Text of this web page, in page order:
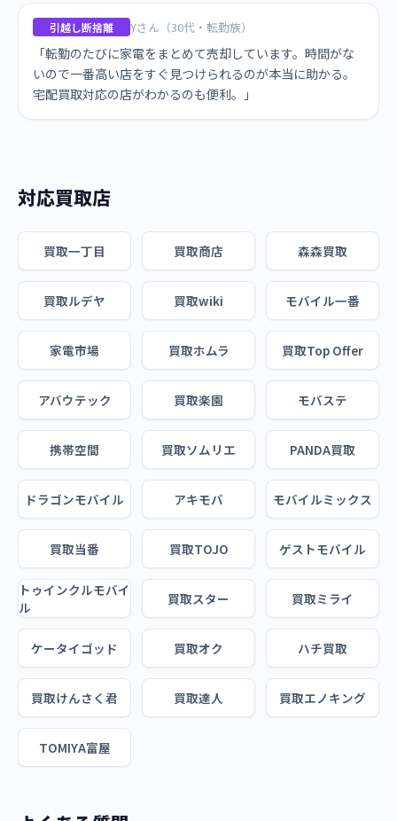
引越し断捨離 Yさん（30代・転勤族）
「転勤のたびに家電をまとめて売却しています。時間がな
いので一番高い店をすぐ見つけられるのが本当に助かる。
宅配買取対応の店がわかるのも便利。」
対応買取店
買取一丁目 買取商店 森森買取
買取ルデヤ 買取wiki モバイル一番
家電市場 買取ホムラ 買取Top Offer
アバウテック 買取楽園 モバステ
携帯空間 買取ソムリエ PANDA買取
ドラゴンモバイル アキモバ モバイルミックス
買取当番 買取TOJO ゲストモバイル
トゥインクルモバイ
ル
買取スター 買取ミライ
ケータイゴッド 買取オク ハチ買取
買取けんさく君 買取達人 買取エノキング
TOMIYA富屋